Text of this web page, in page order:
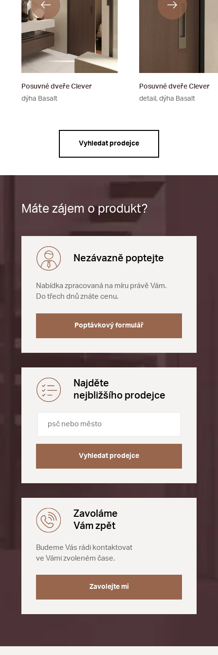
Posuvné dveře Clever
dýha Basalt
Posuvné dveře Clever
detail, dýha Basalt
Vyhledat prodejce
Máte zájem o produkt?
Nezávazně poptejte
Nabídka zpracovaná na míru právě Vám.
Do třech dnů znáte cenu.
Poptávkový formulář
Najděte
nejbližšího prodejce
Vyhledat prodejce
Zavoláme
Vám zpět
Budeme Vás rádi kontaktovat
ve Vámi zvoleném čase.
Zavolejte mi